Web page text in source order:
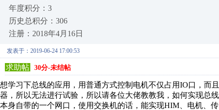
年度积分：3
历史总积分：306
注册：2018年4月16日
发表于：2019-06-24 17:00:53
求助帖 30分-未结帖
想学习下总线的应用，用普通方式控制电机不仅占用IO口，而
器，所以无法进行试验，所以请各位大佬教教我，如何实现总
本身自带的一个网口，使用交换机的话，能实现HIM、电机、